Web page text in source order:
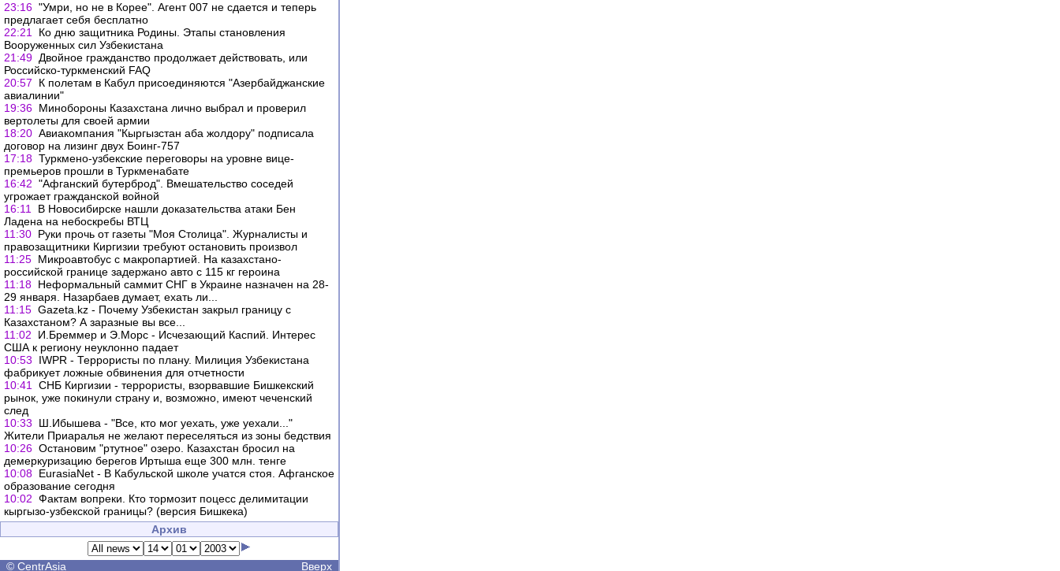
23:16 "Умри, но не в Корее". Агент 007 не сдается и теперь
предлагает себя бесплатно
22:21
Ко дню защитника Родины. Этапы становления
Вооруженных сил Узбекистана
21:49 Двойное гражданство продолжает действовать, или
Российско-туркменский FAQ
20:57
К полетам в Кабул присоединяются "Азербайджанские
авиалинии"
19:36 Минобороны Казахстана лично выбрал и проверил
вертолеты для своей армии
18:20 Авиакомпания "Кыргызстан аба жолдору" подписала
договор на лизинг двух Боинг-757
17:18 Туркмено-узбекские переговоры на уровне вице-
премьеров прошли в Туркменабате
16:42 "Афганский бутерброд". Вмешательство соседей
угрожает гражданской войной
16:11
В Новосибирске нашли доказательства атаки Бен
Ладена на небоскребы ВТЦ
11:30 Руки прочь от газеты "Моя Столица". Журналисты и
правозащитники Киргизии требуют остановить произвол
11:25 Микроавтобус с макропартией. На казахстано-
российской границе задержано авто с 115 кг героина
11:18 Неформальный саммит СНГ в Украине назначен на 28-
29 января. Назарбаев думает, ехать ли...
11:15 Gazeta.kz - Почему Узбекистан закрыл границу с
Казахстаном? А заразные вы все...
11:02
И.Бреммер и Э.Морс - Исчезающий Каспий. Интерес
США к региону неуклонно падает
10:53
IWPR - Террористы по плану. Милиция Узбекистана
фабрикует ложные обвинения для отчетности
10:41
СНБ Киргизии - террористы, взорвавшие Бишкекский
рынок, уже покинули страну и, возможно, имеют чеченский
след
10:33
Ш.Ибышева - "Все, кто мог уехать, уже уехали..."
Жители Приаралья не желают переселяться из зоны бедствия
10:26 Остановим "ртутное" озеро. Казахстан бросил на
демеркуризацию берегов Иртыша еще 300 млн. тенге
10:08 EurasiaNet - В Кабульской школе учатся стоя. Афганское
образование сегодня
10:02 Фактам вопреки. Кто тормозит поцесс делимитации
кыргызо-узбекской границы? (версия Бишкека)
Архив
© CentrAsia Вверх